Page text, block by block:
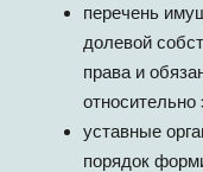
перечень
долевой
права и
относительно
уставные
порядок